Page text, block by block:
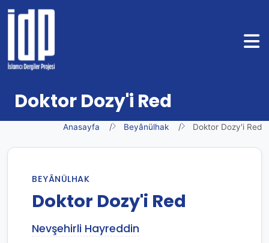
Doktor Dozy'i Red
Anasayfa Beyânülhak Doktor Dozy'i Red
BEYÂNÜLHAK
Doktor Dozy'i Red
Nevşehirli Hayreddin